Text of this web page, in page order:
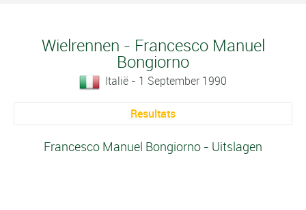
Wielrennen - Francesco Manuel
Bongiorno
Italië - 1 September 1990
Resultats
Francesco Manuel Bongiorno - Uitslagen